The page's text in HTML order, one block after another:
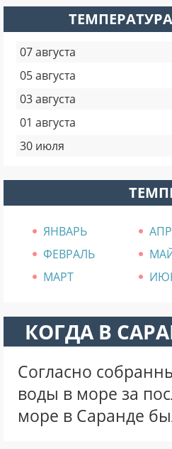
07 августа
05 августа
03 августа
01 августа
30 июля
ЯНВАРЬ
ФЕВРАЛЬ
МАРТ
КОГДА В
Согласно
воды в море за
море в Саранде